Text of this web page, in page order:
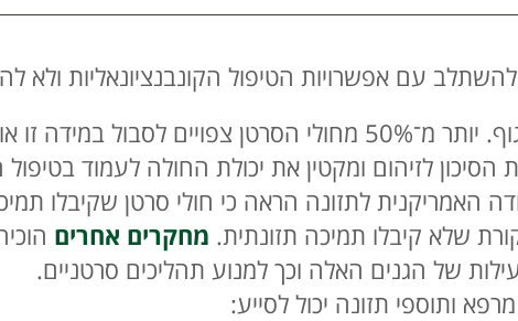
עם אפשרויות הטיפול הקונבנציונאליות ולא
סרטן היא מחלה המכלה את משאבי הגוף. יותר מ־50% מחולי
לזיהום ומקטין את יכולת החולה לעמוד בטיפול
האמריקנית לתזונה הראה כי חולי סרטן שקיבלו
שלא קיבלו תמיכה תזונתית. מחקרים אחרים
של הגנים האלה וכך למנוע תהליכים סרטניים.
ותוספי תזונה יכול לסייע: